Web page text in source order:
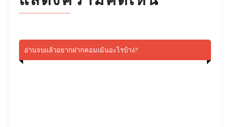
อ่านจบแล้วอยากฝากคอมเม้นอะไรบ้าง?